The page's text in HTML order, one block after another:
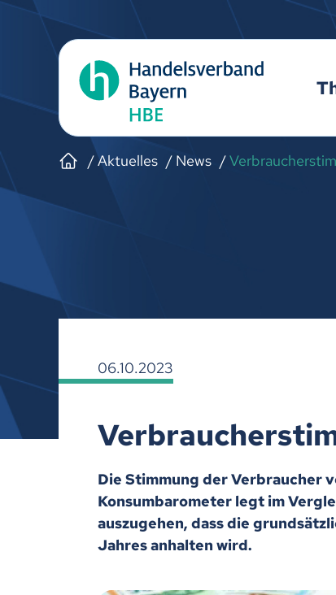
Aktuelles News
06.10.2023
Die Stimmung der Verbraucher
Konsumbarometer legt im
auszugehen, dass die
Jahres anhalten wird.